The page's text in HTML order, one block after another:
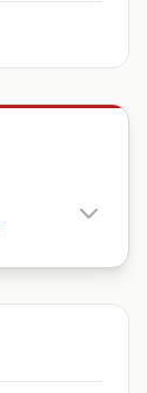
744台灣